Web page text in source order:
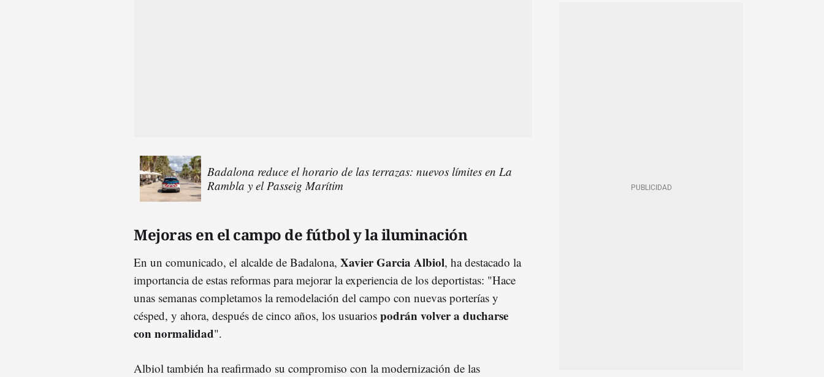
Badalona reduce el horario de las terrazas: nuevos límites en La
Rambla y el Passeig Marítim
Mejoras en el campo de fútbol y la iluminación
En un comunicado, el alcalde de Badalona, Xavier Garcia Albiol, ha destacado la
importancia de estas reformas para mejorar la experiencia de los deportistas: "Hace
unas semanas completamos la remodelación del campo con nuevas porterías y
césped, y ahora, después de cinco años, los usuarios podrán volver a ducharse
con normalidad".
Albiol también ha reafirmado su compromiso con la modernización de las